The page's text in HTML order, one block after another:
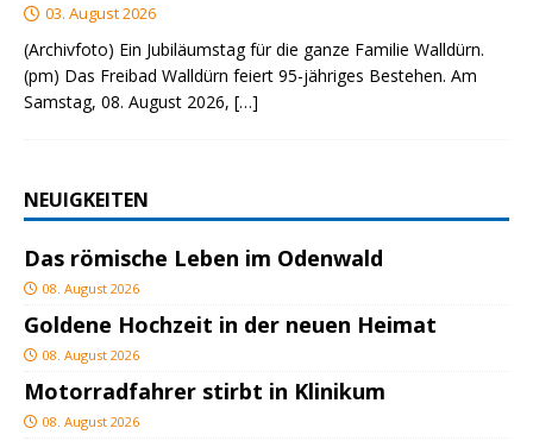
03. August 2026
(Archivfoto) Ein Jubiläumstag für die ganze Familie Walldürn.
(pm) Das Freibad Walldürn feiert 95-jähriges Bestehen. Am
Samstag, 08. August 2026, […]
NEUIGKEITEN
Das römische Leben im Odenwald
08. August 2026
Goldene Hochzeit in der neuen Heimat
08. August 2026
Motorradfahrer stirbt in Klinikum
08. August 2026